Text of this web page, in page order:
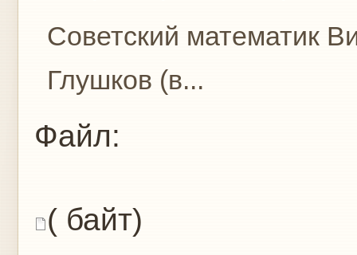
Советский математик
Глушков (в...
Файл:
( байт)